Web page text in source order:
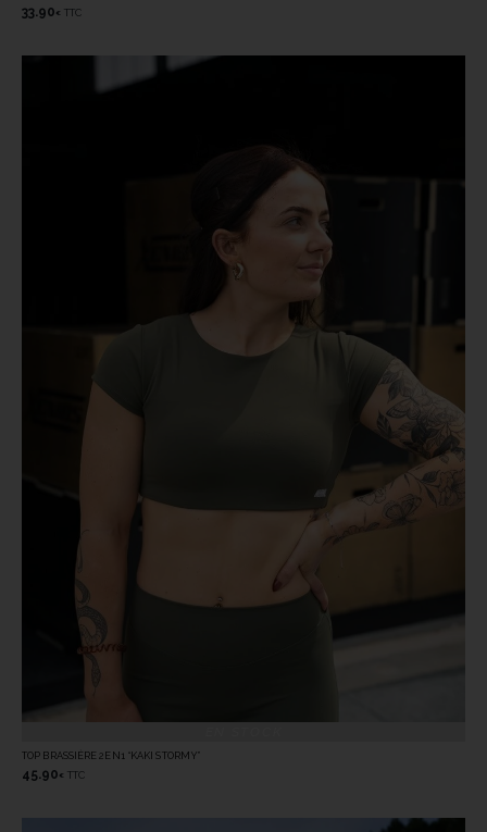
33.90 € TTC
TOP BRASSIÈRE 2EN1 “KAKI STORMY”
45.90 € TTC